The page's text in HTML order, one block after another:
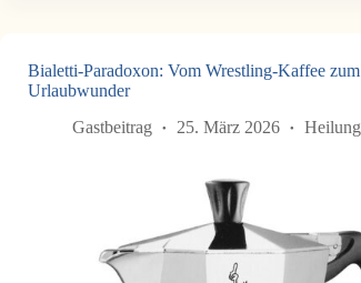
Bialetti-Paradoxon: Vom Wrestling-Kaffee zum
Urlaubwunder
Gastbeitrag
25. März 2026 Heilung